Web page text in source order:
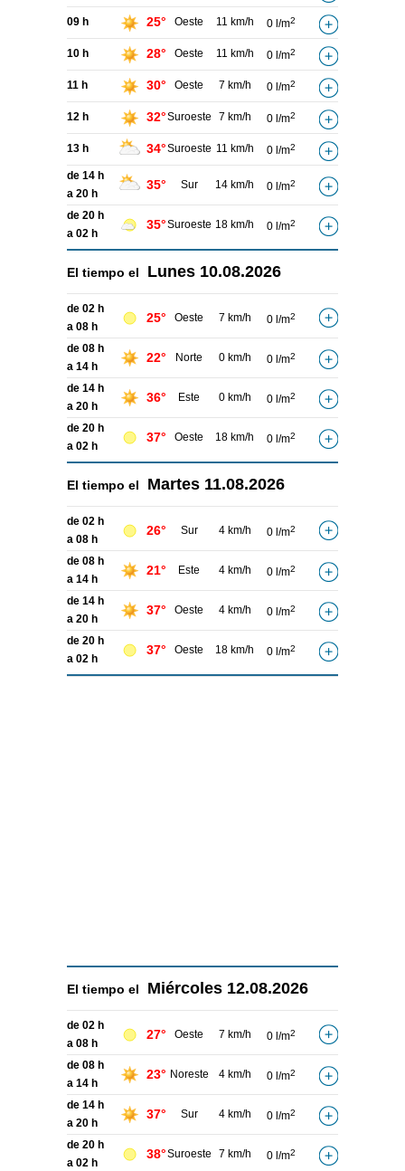
09 h 25° Oeste 11 km/h 0 l/m2
10 h 28° Oeste 11 km/h 0 l/m2
11 h 30° Oeste 7 km/h 0 l/m2
12 h 32°Suroeste 7 km/h 0 l/m2
13 h 34°Suroeste 11 km/h 0 l/m2
de 14 h
a 20 h
35° Sur 14 km/h 0 l/m2
de 20 h
a 02 h
35°Suroeste 18 km/h 0 l/m2
El tiempo el Lunes 10.08.2026
de 02 h
a 08 h
25° Oeste 7 km/h 0 l/m2
de 08 h
a 14 h
22° Norte 0 km/h 0 l/m2
de 14 h
a 20 h
36° Este 0 km/h 0 l/m2
de 20 h
a 02 h
37° Oeste 18 km/h 0 l/m2
El tiempo el Martes 11.08.2026
de 02 h
a 08 h
26° Sur 4 km/h 0 l/m2
de 08 h
a 14 h
21° Este 4 km/h 0 l/m2
de 14 h
a 20 h
37° Oeste 4 km/h 0 l/m2
de 20 h
a 02 h
37° Oeste 18 km/h 0 l/m2
El tiempo el Miércoles 12.08.2026
de 02 h
a 08 h
27° Oeste 7 km/h 0 l/m2
de 08 h
a 14 h
23° Noreste 4 km/h 0 l/m2
de 14 h
a 20 h
37° Sur 4 km/h 0 l/m2
de 20 h
a 02 h
38°Suroeste 7 km/h 0 l/m2